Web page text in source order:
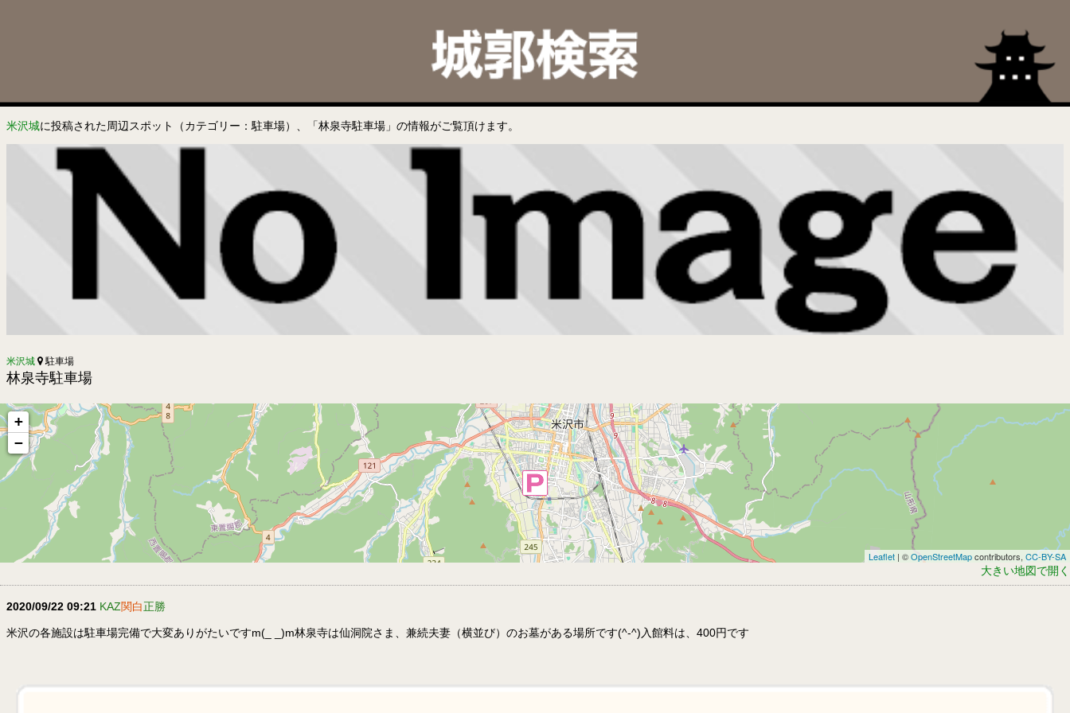
米沢城に投稿された周辺スポット（カテゴリー：駐車場）、「林泉寺駐車場」の情報がご覧頂けます。
米沢城 駐車場
林泉寺駐車場
+
−
Leaflet | ©OpenStreetMapcontributors, CC-BY-SA
大きい地図で開く
2020/09/22 09:21 KAZ関白正勝
米沢の各施設は駐車場完備で大変ありがたいですm(_ _)m林泉寺は仙洞院さま、兼続夫妻（横並び）のお墓がある場所です(^-^)入館料は、400円です